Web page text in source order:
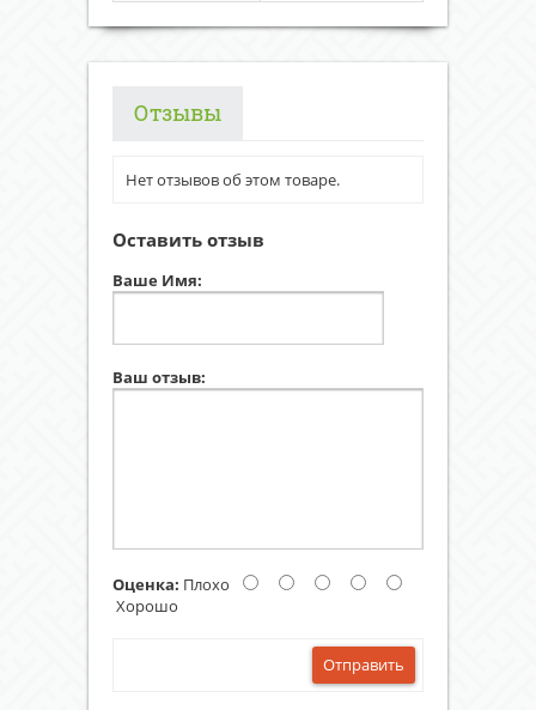
Отзывы
Нет отзывов об этом товаре.
Оставить отзыв
Ваше Имя:
Ваш отзыв:
Оценка: Плохо
Хорошо
Отправить